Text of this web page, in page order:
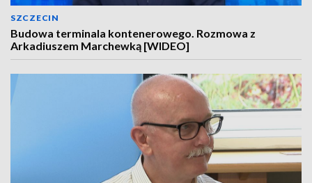
SZCZECIN
Budowa terminala kontenerowego. Rozmowa z
Arkadiuszem Marchewką [WIDEO]